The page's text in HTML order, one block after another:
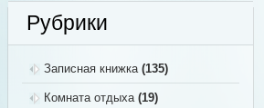
Рубрики
Записная книжка(135)
Комната отдыха(19)